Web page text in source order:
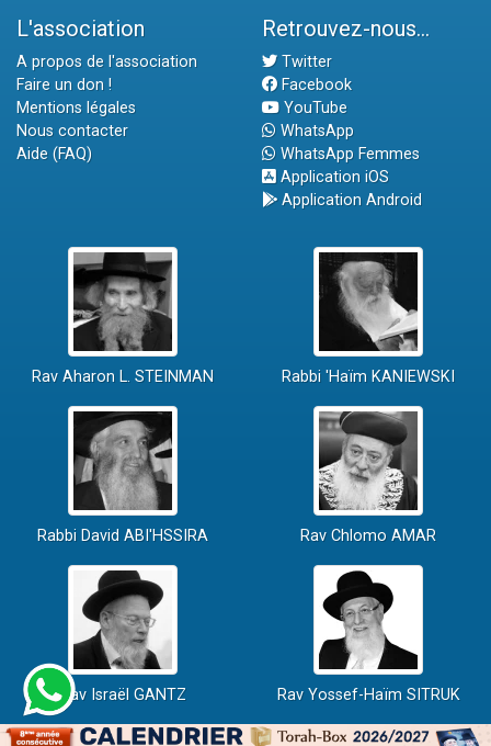
L'association
A propos de l'association
Faire un don !
Mentions légales
Nous contacter
Aide (FAQ)
Retrouvez-nous...
Twitter
Facebook
YouTube
WhatsApp
WhatsApp Femmes
Application iOS
Application Android
Rav Aharon L. STEINMAN Rabbi 'Haïm KANIEWSKI
Rabbi David ABI'HSSIRA Rav Chlomo AMAR
Rav Israël GANTZ Rav Yossef-Haïm SITRUK